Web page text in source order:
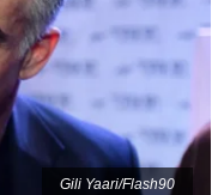
Gili Yaari/Flash90